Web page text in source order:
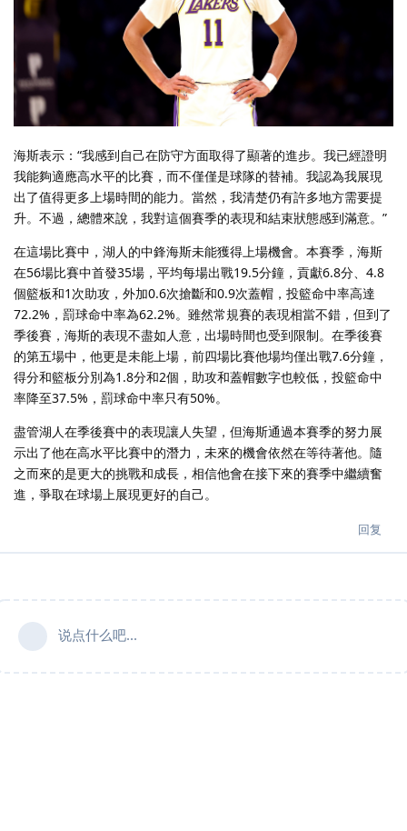
海斯表示：“我感到自己在防守方面取得了顯著的進步。我已經證明
我能夠適應高水平的比賽，而不僅僅是球隊的替補。我認為我展現
出了值得更多上場時間的能力。當然，我清楚仍有許多地方需要提
升。不過，總體來說，我對這個賽季的表現和結束狀態感到滿意。”
在這場比賽中，湖人的中鋒海斯未能獲得上場機會。本賽季，海斯
在56場比賽中首發35場，平均每場出戰19.5分鐘，貢獻6.8分、4.8
個籃板和1次助攻，外加0.6次搶斷和0.9次蓋帽，投籃命中率高達
72.2%，罰球命中率為62.2%。雖然常規賽的表現相當不錯，但到了
季後賽，海斯的表現不盡如人意，出場時間也受到限制。在季後賽
的第五場中，他更是未能上場，前四場比賽他場均僅出戰7.6分鐘，
得分和籃板分別為1.8分和2個，助攻和蓋帽數字也較低，投籃命中
率降至37.5%，罰球命中率只有50%。
盡管湖人在季後賽中的表現讓人失望，但海斯通過本賽季的努力展
示出了他在高水平比賽中的潛力，未來的機會依然在等待著他。隨
之而來的是更大的挑戰和成長，相信他會在接下來的賽季中繼續奮
進，爭取在球場上展現更好的自己。
回复
说点什么吧...